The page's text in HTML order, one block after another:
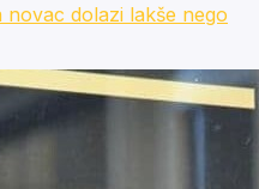
dolazi lakše nego